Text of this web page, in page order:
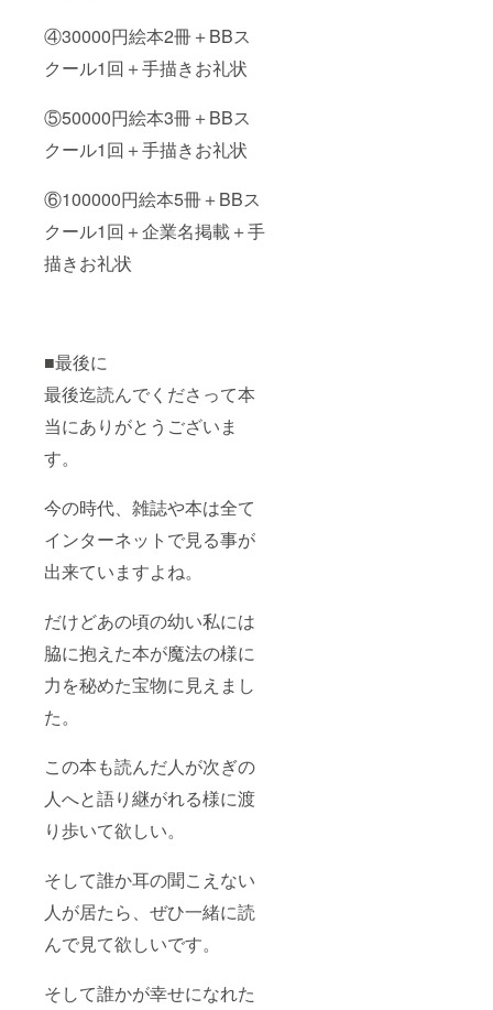
④30000円絵本2冊＋BBス
クール1回＋手描きお礼状
⑤50000円絵本3冊＋BBス
クール1回＋手描きお礼状
⑥100000円絵本5冊＋BBス
クール1回＋企業名掲載＋手
描きお礼状
■最後に
最後迄読んでくださって本
当にありがとうございま
す。
今の時代、雑誌や本は全て
インターネットで見る事が
出来ていますよね。
だけどあの頃の幼い私には
脇に抱えた本が魔法の様に
力を秘めた宝物に見えまし
た。
この本も読んだ人が次ぎの
人へと語り継がれる様に渡
り歩いて欲しい。
そして誰か耳の聞こえない
人が居たら、ぜひ一緒に読
んで見て欲しいです。
そして誰かが幸せになれた